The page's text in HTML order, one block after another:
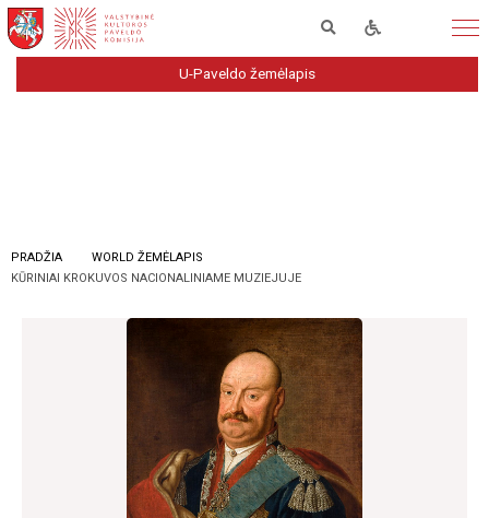
U-Paveldo žemėlapis
PRADŽIA
WORLD ŽEMĖLAPIS
KŪRINIAI KROKUVOS NACIONALINIAME MUZIEJUJE